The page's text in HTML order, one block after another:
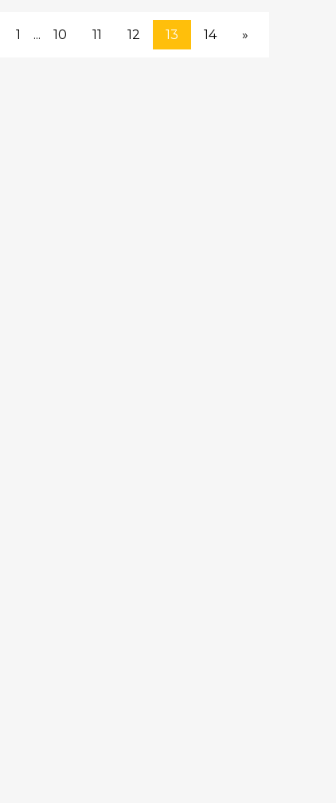
1 ... 10 11 12 13 14 »